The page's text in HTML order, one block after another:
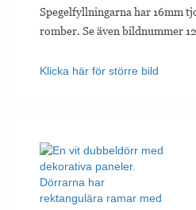
Spegelfyllningarna har 16mm
romber. Se även bildnummer
Klicka här för större bild